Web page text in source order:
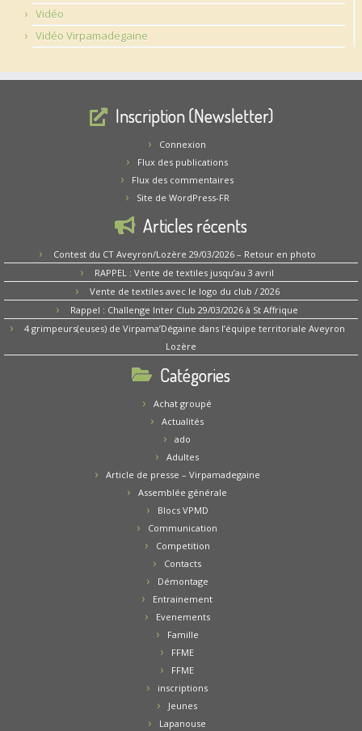
Vidéo
Vidéo Virpamadegaine
Inscription (Newsletter)
Connexion
Flux des publications
Flux des commentaires
Site de WordPress-FR
Articles récents
Contest du CT Aveyron/Lozère 29/03/2026 – Retour en photo
RAPPEL : Vente de textiles jusqu’au 3 avril
Vente de textiles avec le logo du club / 2026
Rappel : Challenge Inter Club 29/03/2026 à St Affrique
4 grimpeurs(euses) de Virpama’Dégaine dans l’équipe territoriale Aveyron
Lozère
Catégories
Achat groupé
Actualités
ado
Adultes
Article de presse – Virpamadegaine
Assemblée générale
Blocs VPMD
Communication
Competition
Contacts
Démontage
Entrainement
Evenements
Famille
FFME
FFME
inscriptions
Jeunes
Lapanouse